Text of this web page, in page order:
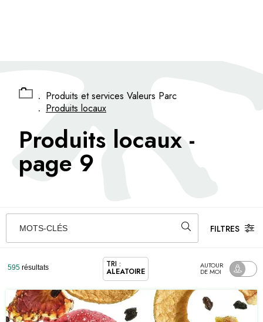
. Produits et services Valeurs Parc
. Produits locaux
Produits locaux -
page 9
MOTS-CLÉS FILTRES
595 résultats TRI :
ALÉATOIRE
AUTOUR
DE MOI